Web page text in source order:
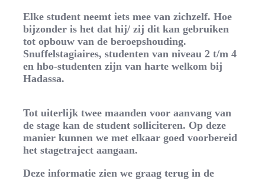
Elke student neemt iets mee van zichzelf. Hoe
bijzonder is het dat hij/ zij dit kan gebruiken
tot opbouw van de beroepshouding.
Snuffelstagiaires, studenten van niveau 2 t/m 4
en hbo-studenten zijn van harte welkom bij
Hadassa.
Tot uiterlijk twee maanden voor aanvang van
de stage kan de student solliciteren. Op deze
manier kunnen we met elkaar goed voorbereid
het stagetraject aangaan.
Deze informatie zien we graag terug in de